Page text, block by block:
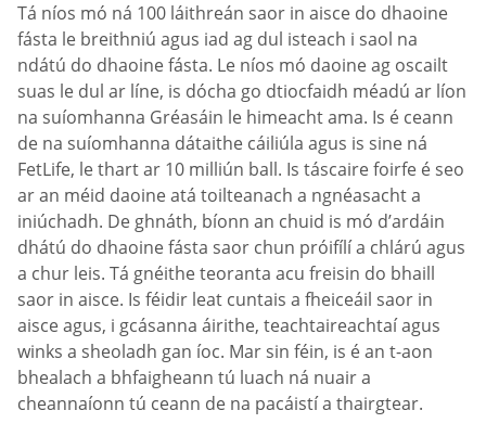
Tá níos mó ná 100 láithreán saor in aisce do dhaoine
fásta le breithniú agus iad ag dul isteach i saol na
ndátú do dhaoine fásta. Le níos mó daoine ag oscailt
suas le dul ar líne, is dócha go dtiocfaidh méadú ar líon
na suíomhanna Gréasáin le himeacht ama. Is é ceann
de na suíomhanna dátaithe cáiliúla agus is sine ná
FetLife, le thart ar 10 milliún ball. Is táscaire foirfe é seo
ar an méid daoine atá toilteanach a ngnéasacht a
iniúchadh. De ghnáth, bíonn an chuid is mó d’ardáin
dhátú do dhaoine fásta saor chun próifílí a chlárú agus
a chur leis. Tá gnéithe teoranta acu freisin do bhaill
saor in aisce. Is féidir leat cuntais a fheiceáil saor in
aisce agus, i gcásanna áirithe, teachtaireachtaí agus
winks a sheoladh gan íoc. Mar sin féin, is é an t-aon
bhealach a bhfaigheann tú luach ná nuair a
cheannaíonn tú ceann de na pacáistí a thairgtear.